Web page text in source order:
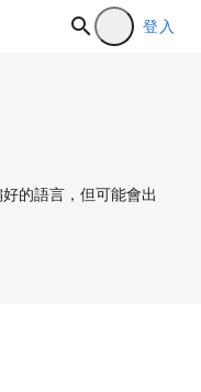
登入
的語言，但可能會出